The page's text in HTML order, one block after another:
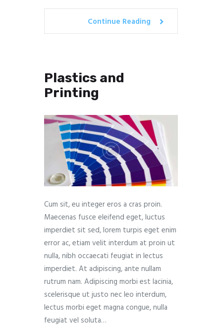
Continue Reading
Plastics and
Printing
Cum sit, eu integer eros a cras proin.
Maecenas fusce eleifend eget, luctus
imperdiet sit sed, lorem turpis eget enim
error ac, etiam velit interdum at proin ut
nulla, nibh occaecati feugiat in lectus
imperdiet. At adipiscing, ante nullam
rutrum nam. Adipiscing morbi est lacinia,
scelerisque ut justo nec leo interdum,
lectus morbi eget magna congue, nulla
feugiat vel soluta…